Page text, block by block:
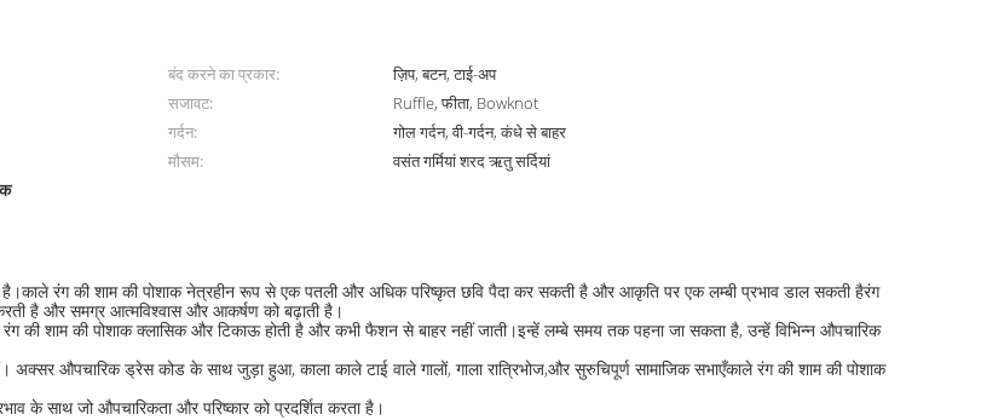
बंद करने का प्रकार:
ज़िप, बटन, टाई-अप
सजावट:
Ruffle, फीता, Bowknot
गर्दन:
गोल गर्दन, वी-गर्दन, कंधे से बाहर
मौसम:
वसंत गर्मियां शरद ऋतु सर्दियां
है।काले रंग की शाम की पोशाक नेत्रहीन रूप से एक पतली और अधिक परिष्कृत छवि पैदा कर सकती है और आकृति पर एक लम्बी प्रभाव डाल सकती हैरंग
है और समग्र आत्मविश्वास और आकर्षण को बढ़ाती है।
शाम की पोशाक क्लासिक और टिकाऊ होती है और कभी फैशन से बाहर नहीं जाती।इन्हें लम्बे समय तक पहना जा सकता है, उन्हें विभिन्न औपचारिक
औपचारिक ड्रेस कोड के साथ जुड़ा हुआ, काला काले टाई वाले गालों, गाला रात्रिभोज,और सुरुचिपूर्ण सामाजिक सभाएँकाले रंग की शाम की पोशाक
के साथ जो औपचारिकता और परिष्कार को प्रदर्शित करता है।